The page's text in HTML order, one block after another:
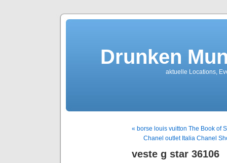
Drunken
aktuelle Locations,
« borse louis vuitton The Book of
Chanel outlet Italia Chanel
veste g star 36106